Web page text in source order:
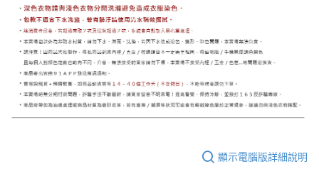
顯示電腦版詳細說明